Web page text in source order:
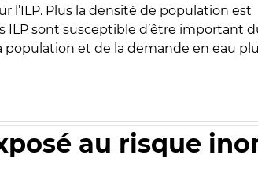
l’ILP. Plus la densité de population est
ILP sont susceptible d’être important
population et de la demande en eau
au risque